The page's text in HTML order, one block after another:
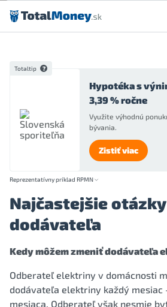
Preskočiť na obsah
Totaltip
Hypotéka s
3,39 % ročne
Využite výhodnú
bývania.
Zistiť viac
Reprezentatívny príklad RPMN
Najčastejšie
dodávateľa
Kedy môžem zmeniť dodávateľa
Odberateľ elektriny v domácnosti
dodávateľa elektriny každý mesiac
mesiaca. Odberateľ však nesmie